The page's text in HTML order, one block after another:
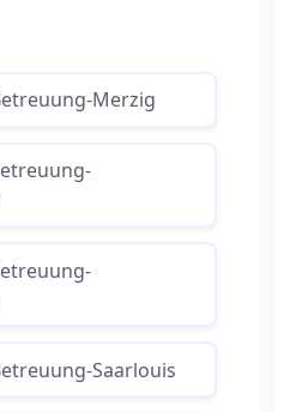
Merzig
Saarlouis